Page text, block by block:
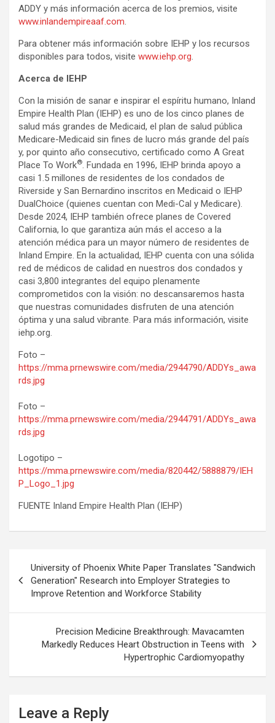
ADDY y más información acerca de los premios, visite
www.inlandempireaaf.com.
Para obtener más información sobre IEHP y los recursos
disponibles para todos, visite www.iehp.org.
Acerca de IEHP
Con la misión de sanar e inspirar el espíritu humano, Inland
Empire Health Plan (IEHP) es uno de los cinco planes de
salud más grandes de Medicaid, el plan de salud pública
Medicare-Medicaid sin fines de lucro más grande del país
y, por quinto año consecutivo, certificado como A Great
Place To Work®. Fundada en 1996, IEHP brinda apoyo a
casi 1.5 millones de residentes de los condados de
Riverside y San Bernardino inscritos en Medicaid o IEHP
DualChoice (quienes cuentan con Medi-Cal y Medicare).
Desde 2024, IEHP también ofrece planes de Covered
California, lo que garantiza aún más el acceso a la
atención médica para un mayor número de residentes de
Inland Empire. En la actualidad, IEHP cuenta con una sólida
red de médicos de calidad en nuestros dos condados y
casi 3,800 integrantes del equipo plenamente
comprometidos con la visión: no descansaremos hasta
que nuestras comunidades disfruten de una atención
óptima y una salud vibrante. Para más información, visite
iehp.org.
Foto –
https://mma.prnewswire.com/media/2944790/ADDYs_awa
rds.jpg
Foto –
https://mma.prnewswire.com/media/2944791/ADDYs_awa
rds.jpg
Logotipo –
https://mma.prnewswire.com/media/820442/5888879/IEH
P_Logo_1.jpg
FUENTE Inland Empire Health Plan (IEHP)
navigation
University of Phoenix White Paper Translates "Sandwich
Generation" Research into Employer Strategies to
Improve Retention and Workforce Stability
Precision Medicine Breakthrough: Mavacamten
Markedly Reduces Heart Obstruction in Teens with
Hypertrophic Cardiomyopathy
Leave a Reply